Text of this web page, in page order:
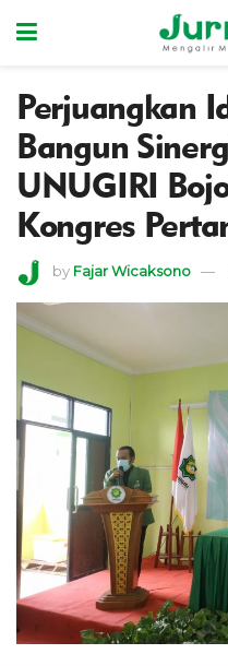
Perjuangkan
Bangun
UNUGIRI
Kongres
by Fajar Wicaksono